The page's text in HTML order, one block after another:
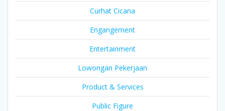
Curhat Cicana
Engangement
Entertainment
Lowongan Pekerjaan
Product & Services
Public Figure